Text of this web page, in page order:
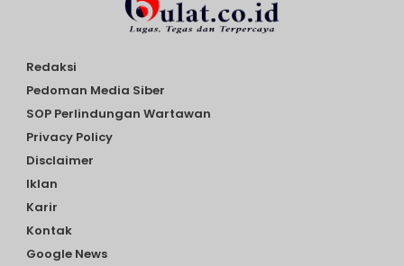
Redaksi
Pedoman Media Siber
SOP Perlindungan Wartawan
Privacy Policy
Disclaimer
Iklan
Karir
Kontak
Google News